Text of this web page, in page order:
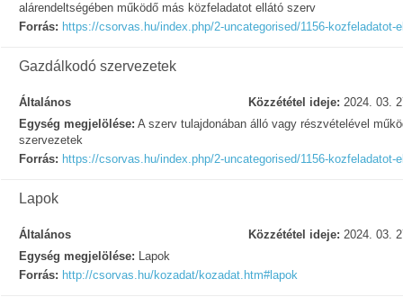
alárendeltségében működő más közfeladatot ellátó szerv
Forrás: https://csorvas.hu/index.php/2-uncategorised/1156-kozfeladatot-
Gazdálkodó szervezetek
Általános Közzététel ideje: 2024. 03.
Egység megjelölése: A szerv tulajdonában álló vagy részvételével
szervezetek
Forrás: https://csorvas.hu/index.php/2-uncategorised/1156-kozfeladatot-
Lapok
Általános Közzététel ideje: 2024. 03.
Egység megjelölése: Lapok
Forrás: http://csorvas.hu/kozadat/kozadat.htm#lapok